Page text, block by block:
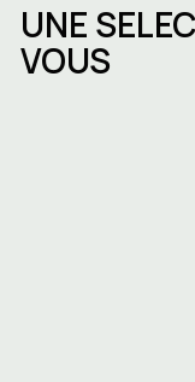
UNE
VOUS